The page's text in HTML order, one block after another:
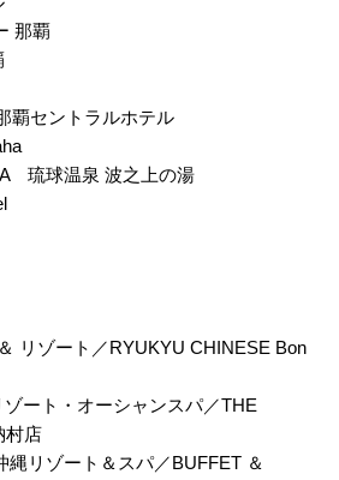
那覇
覇セントラルホテル
琉球温泉 波之上の湯
リゾート／RYUKYU CHINESE Bon
ート・オーシャンスパ／THE
村店
縄リゾート＆スパ／BUFFET ＆